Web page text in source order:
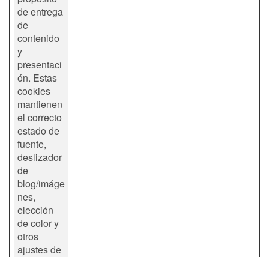
de entrega
de
contenido
y
presentaci
ón. Estas
cookies
mantienen
el correcto
estado de
fuente,
deslizador
de
blog/imáge
nes,
elección
de color y
otros
ajustes de